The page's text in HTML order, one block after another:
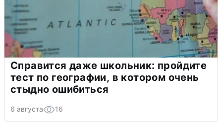
Справится даже школьник: пройдите
тест по географии, в котором очень
стыдно ошибиться
6 августа 16